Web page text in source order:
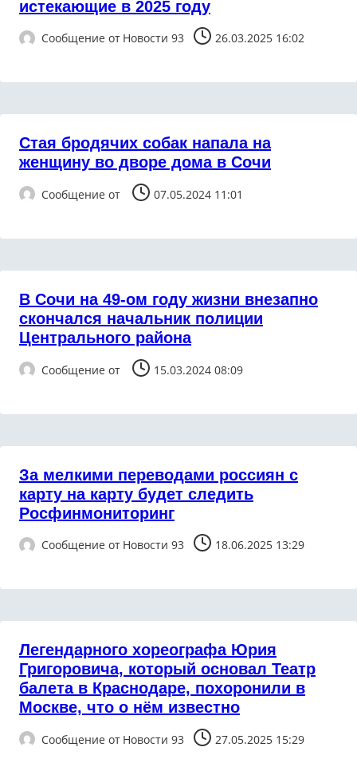
истекающие в 2025 году
Сообщение от Новости 93 26.03.2025 16:02
Стая бродячих собак напала на
женщину во дворе дома в Сочи
Сообщение от 07.05.2024 11:01
В Сочи на 49-ом году жизни внезапно
скончался начальник полиции
Центрального района
Сообщение от 15.03.2024 08:09
За мелкими переводами россиян с
карту на карту будет следить
Росфинмониторинг
Сообщение от Новости 93 18.06.2025 13:29
Легендарного хореографа Юрия
Григоровича, который основал Театр
балета в Краснодаре, похоронили в
Москве, что о нём известно
Сообщение от Новости 93 27.05.2025 15:29